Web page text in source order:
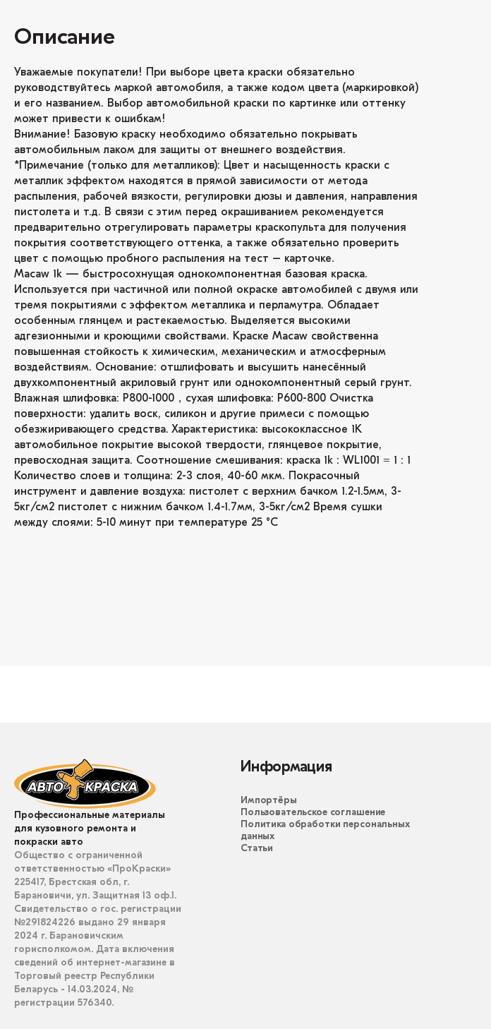
Описание
Уважаемые покупатели! При выборе цвета краски обязательно
руководствуйтесь маркой автомобиля, а также кодом цвета (маркировкой)
и его названием. Выбор автомобильной краски по картинке или оттенку
может привести к ошибкам!
Внимание! Базовую краску необходимо обязательно покрывать
автомобильным лаком для защиты от внешнего воздействия.
*Примечание (только для металликов): Цвет и насыщенность краски с
металлик эффектом находятся в прямой зависимости от метода
распыления, рабочей вязкости, регулировки дюзы и давления, направления
пистолета и т.д. В связи с этим перед окрашиванием рекомендуется
предварительно отрегулировать параметры краскопульта для получения
покрытия соответствующего оттенка, а также обязательно проверить
цвет с помощью пробного распыления на тест – карточке.
Macaw 1k — быстросохнущая однокомпонентная базовая краска.
Используется при частичной или полной окраске автомобилей с двумя или
тремя покрытиями с эффектом металлика и перламутра. Обладает
особенным глянцем и растекаемостью. Выделяется высокими
адгезионными и кроющими свойствами. Краске Macaw свойственна
повышенная стойкость к химическим, механическим и атмосферным
воздействиям. Основание: отшлифовать и высушить нанесённый
двухкомпонентный акриловый грунт или однокомпонентный серый грунт.
Влажная шлифовка: P800-1000，сухая шлифовка: P600-800 Очистка
поверхности: удалить воск, силикон и другие примеси с помощью
обезжиривающего средства. Характеристика: высококлассное 1K
автомобильное покрытие высокой твердости, глянцевое покрытие,
превосходная защита. Соотношение смешивания: краска 1k : WL1001 = 1 : 1
Количество слоев и толщина: 2-3 слоя, 40-60 мкм. Покрасочный
инструмент и давление воздуха: пистолет с верхним бачком 1.2-1.5мм, 3-
5кг/см2 пистолет с нижним бачком 1.4-1.7мм, 3-5кг/см2 Время сушки
между слоями: 5-10 минут при температуре 25 °C
Профессиональные материалы
для кузовного ремонта и
покраски авто
Общество с ограниченной
ответственностью «ПроКраски»
225417, Брестская обл, г.
Барановичи, ул. Защитная 13 оф.1.
Свидетельство о гос. регистрации
№291824226 выдано 29 января
2024 г. Барановичским
горисполкомом. Дата включения
сведений об интернет-магазине в
Торговый реестр Республики
Беларусь - 14.03.2024, №
регистрации 576340.
Информация
Импортёры
Пользовательское соглашение
Политика обработки персональных
данных
Статьи